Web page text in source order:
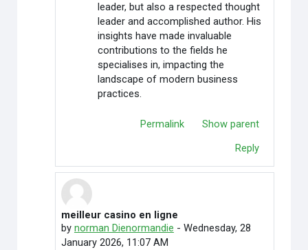
leader, but also a respected thought
leader and accomplished author. His
insights have made invaluable
contributions to the fields he
specialises in, impacting the
landscape of modern business
practices.
Permalink
Show parent
Reply
In reply to Credit Cardoffers
meilleur casino en ligne
by norman Dienormandie - Wednesday, 28
January 2026, 11:07 AM